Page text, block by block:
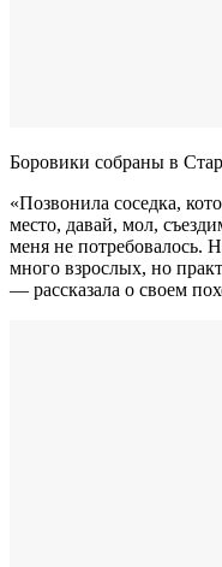
Боровики собраны в
«Позвонила соседка,
место, давай, мол,
меня не потребовалось.
много взрослых, но
— рассказала о своем